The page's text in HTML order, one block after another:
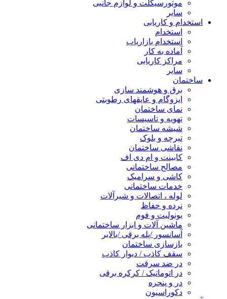
موتورسیکلت و لوازم جانبی
سایر
استخدام و کاریابی
استخدام
استخدام بازاریاب
آماده به کار
مراکز کاریابی
سایر
ساختمان
برق و هوشمند سازی
ایزوگام و عایقهای رطوبتی
نمای ساختمان
تهویه و تاسیسات
شیشه ساختمان
تیرچه و بلوک
نقاشی ساختمان
کابینت و ام دی اف
مصالح ساختمانی
کاشی و سرامیک
خدمات ساختمانی
لوله ، اتصالات و شیرآلات
نرده و حفاظ
یونولیت و فوم
ماشین آلات و ابزار ساختمانی
آسانسور /پله برقی /بالابر
بازسازی ساختمان
سقف کاذب / دیوار کاذب
در ضد سرقت
در اتوماتیک / کرکره برقی
در و پنجره
دکوراسیون